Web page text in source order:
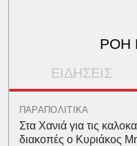
ΡΟΗ
ΕΙΔΗΣΕΙΣ
ΠΑΡΑΠΟΛΙΤΙΚΑ
Στα Χανιά για τις
διακοπές ο Κυριάκος